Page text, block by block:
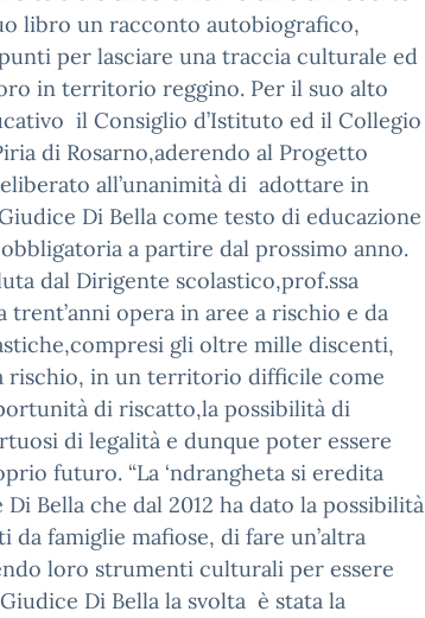
libro un racconto autobiografico,
per lasciare una traccia culturale ed
in territorio reggino. Per il suo alto
il Consiglio d’Istituto ed il Collegio
di Rosarno,aderendo al Progetto
all’unanimità di adottare in
Di Bella come testo di educazione
a partire dal prossimo anno.
dal Dirigente scolastico,prof.ssa
trent’anni opera in aree a rischio e da
gli oltre mille discenti,
rischio, in un territorio difficile come
di riscatto,la possibilità di
di legalità e dunque poter essere
futuro. “La ‘ndrangheta si eredita
Bella che dal 2012 ha dato la possibilità
da famiglie mafiose, di fare un’altra
loro strumenti culturali per essere
Di Bella la svolta è stata la